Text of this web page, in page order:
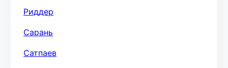
Риддер
Сарань
Сатпаев